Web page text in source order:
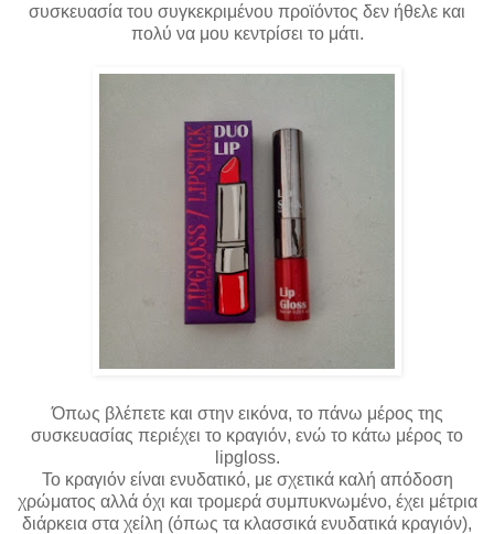
συσκευασία του συγκεκριμένου προϊόντος δεν ήθελε και
πολύ να μου κεντρίσει το μάτι.
Όπως βλέπετε και στην εικόνα, το πάνω μέρος της
συσκευασίας περιέχει το κραγιόν, ενώ το κάτω μέρος το
lipgloss.
Το κραγιόν είναι ενυδατικό, με σχετικά καλή απόδοση
χρώματος αλλά όχι και τρομερά συμπυκνωμένο, έχει μέτρια
διάρκεια στα χείλη (όπως τα κλασσικά ενυδατικά κραγιόν),